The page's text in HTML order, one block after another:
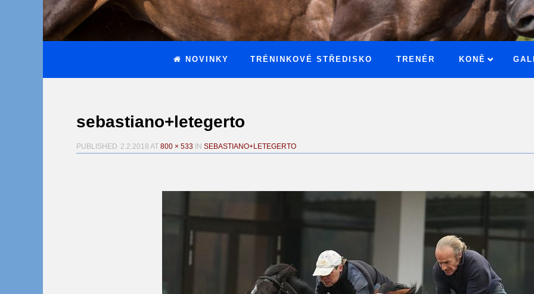
NOVINKY TRÉNINKOVÉ STŘEDISKO TRENÉR KONĚ
sebastiano+letegerto
PUBLISHED 2.2.2018 AT 800 × 533 IN SEBASTIANO+LETEGERTO